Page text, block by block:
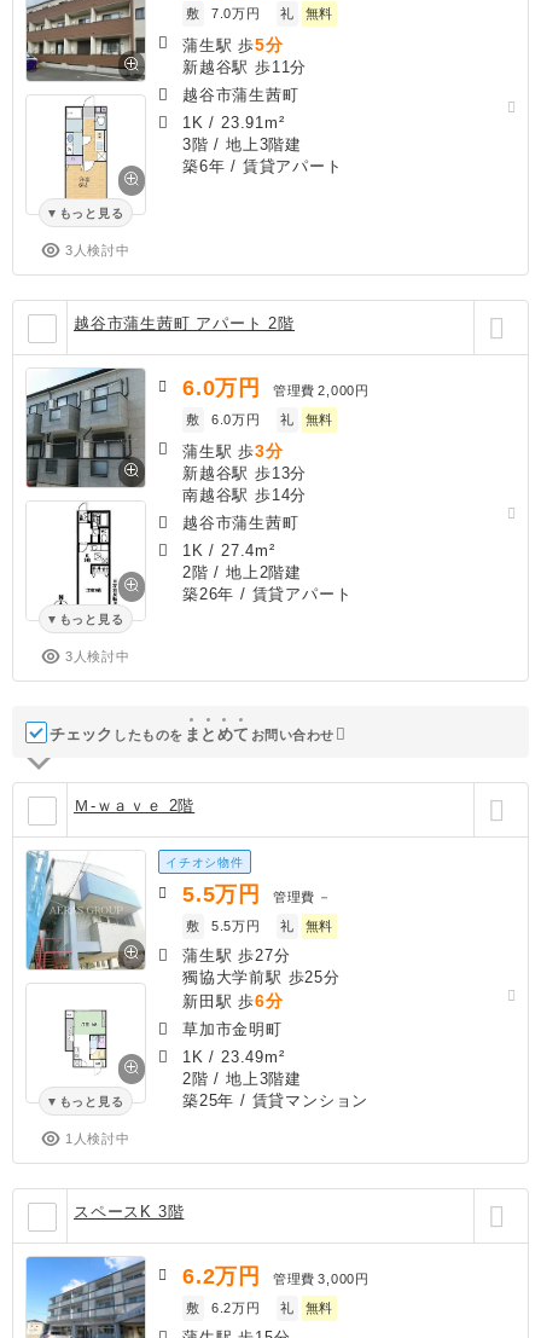
もっと見る
3人検討中
敷
7.0万円 礼 無料
蒲生駅 歩5分
新越谷駅 歩11分
越谷市蒲生茜町
1K / 23.91m²
3階 / 地上3階建
築6年 / 賃貸アパート
越谷市蒲生茜町 アパート 2階
もっと見る
3人検討中
6.0万円 管理費 2,000円
敷
6.0万円 礼 無料
蒲生駅 歩3分
新越谷駅 歩13分
南越谷駅 歩14分
越谷市蒲生茜町
1K / 27.4m²
2階 / 地上2階建
築26年 / 賃貸アパート
チェック したものを ま と めて お問い合わせ
Ｍ-ｗａｖｅ 2階
もっと見る
1人検討中
イチオシ物件
5.5万円 管理費 －
敷
5.5万円 礼 無料
蒲生駅 歩27分
獨協大学前駅 歩25分
新田駅 歩6分
草加市金明町
1K / 23.49m²
2階 / 地上3階建
築25年 / 賃貸マンション
スペースK 3階
6.2万円 管理費 3,000円
敷
6.2万円 礼 無料